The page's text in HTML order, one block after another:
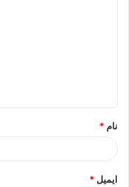
*
نام *
ایمیل *